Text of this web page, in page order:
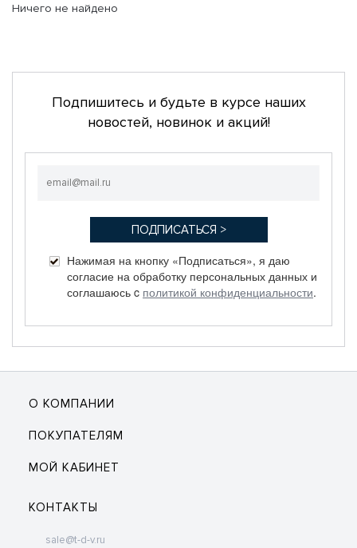
Ничего не найдено
Подпишитесь и будьте в курсе наших
новостей, новинок и акций!
Нажимая на кнопку «Подписаться», я даю
согласие на обработку персональных данных и
соглашаюсь c политикой конфиденциальности.
О КОМПАНИИ
ПОКУПАТЕЛЯМ
МОЙ КАБИНЕТ
КОНТАКТЫ
sale@t-d-v.ru